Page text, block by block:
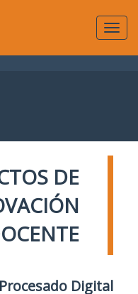
DE
Digital